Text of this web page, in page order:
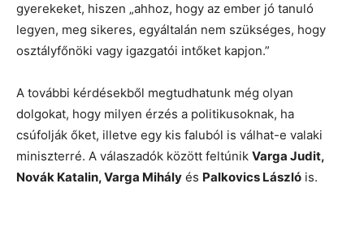
gyerekeket, hiszen „ahhoz, hogy az ember jó tanuló
legyen, meg sikeres, egyáltalán nem szükséges, hogy
osztályfőnöki vagy igazgatói intőket kapjon.”
A további kérdésekből megtudhatunk még olyan
dolgokat, hogy milyen érzés a politikusoknak, ha
csúfolják őket, illetve egy kis faluból is válhat-e valaki
miniszterré. A válaszadók között feltúnik Varga Judit,
Novák Katalin, Varga Mihály és Palkovics László is.